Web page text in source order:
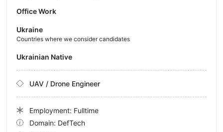
Office Work
Ukraine
Countries where we consider candidates
Ukrainian Native
UAV / Drone Engineer
Employment: Fulltime
Domain: DefTech